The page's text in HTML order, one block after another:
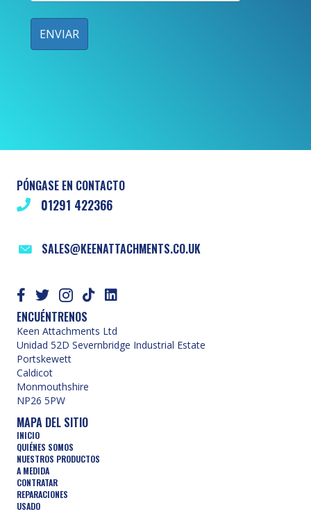
PÓNGASE EN CONTACTO
01291 422366
SALES@KEENATTACHMENTS.CO.UK
ENCUÉNTRENOS
Keen Attachments Ltd
Unidad 52D Severnbridge Industrial Estate
Portskewett
Caldicot
Monmouthshire
NP26 5PW
MAPA DEL SITIO
INICIO
QUIÉNES SOMOS
NUESTROS PRODUCTOS
A MEDIDA
CONTRATAR
REPARACIONES
USADO